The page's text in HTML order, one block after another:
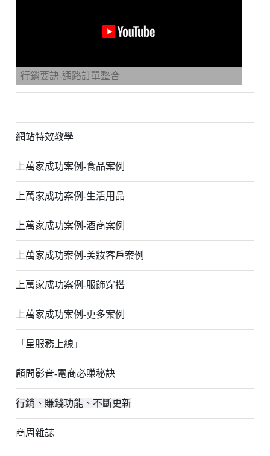
行銷要訣-通路訂單整合
網站特效教學
上萬家成功案例-食品案例
上萬家成功案例-生活用品
上萬家成功案例-酒商案例
上萬家成功案例-美妝客戶案例
上萬家成功案例-服飾穿搭
上萬家成功案例-更多案例
「星服務上線」
顧問影音-電商必賺秘訣
行銷、賺錢功能、不斷更新
商周雜誌